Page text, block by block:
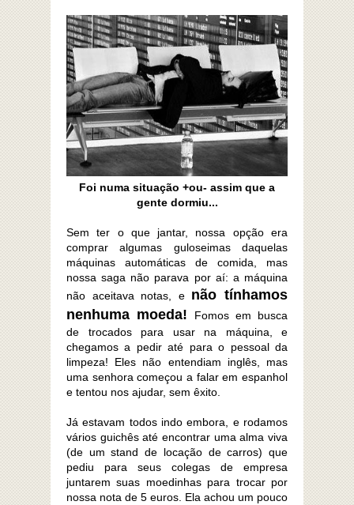
Foi numa situação +ou- assim que a
gente dormiu...
Sem ter o que jantar, nossa opção era
comprar algumas guloseimas daquelas
máquinas automáticas de comida, mas
nossa saga não parava por aí: a máquina
não aceitava notas, e não tínhamos
nenhuma moeda! Fomos em busca
de trocados para usar na máquina, e
chegamos a pedir até para o pessoal da
limpeza! Eles não entendiam inglês, mas
uma senhora começou a falar em espanhol
e tentou nos ajudar, sem êxito.
Já estavam todos indo embora, e rodamos
vários guichês até encontrar uma alma viva
(de um stand de locação de carros) que
pediu para seus colegas de empresa
juntarem suas moedinhas para trocar por
nossa nota de 5 euros. Ela achou um pouco